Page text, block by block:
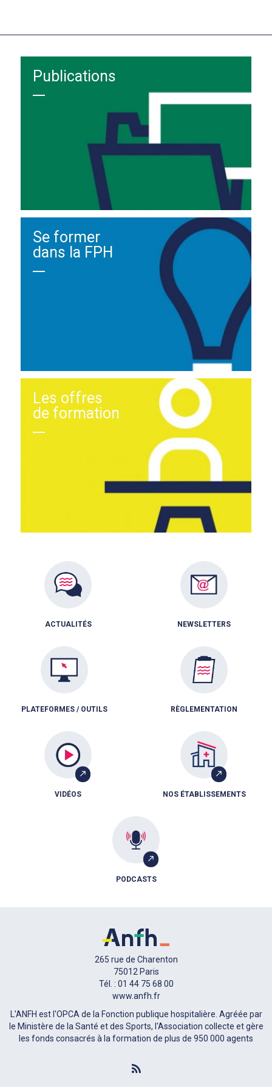
Publications
Se former
dans la FPH
Les offres
de formation
ACTUALITÉS NEWSLETTERS
PLATEFORMES / OUTILS RÈGLEMENTATION
VIDÉOS NOS ÉTABLISSEMENTS
PODCASTS
265 rue de Charenton
75012 Paris
Tél. : 01 44 75 68 00
www.anfh.fr
L'ANFH est l'OPCA de la Fonction publique hospitalière. Agréée par
le Ministère de la Santé et des Sports, l'Association collecte et gère
les fonds consacrés à la formation de plus de 950 000 agents